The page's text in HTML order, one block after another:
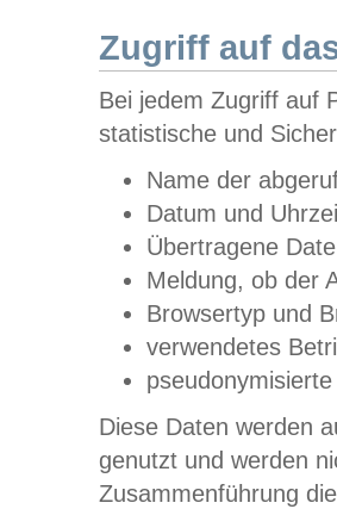
Zugriff auf
Bei jedem Zugriff auf
statistische und
Name der
Datum und
Übertragene
Meldung, ob der
Browsertyp und
verwendetes
Diese Daten werden
genutzt und werden
Zusammenführung